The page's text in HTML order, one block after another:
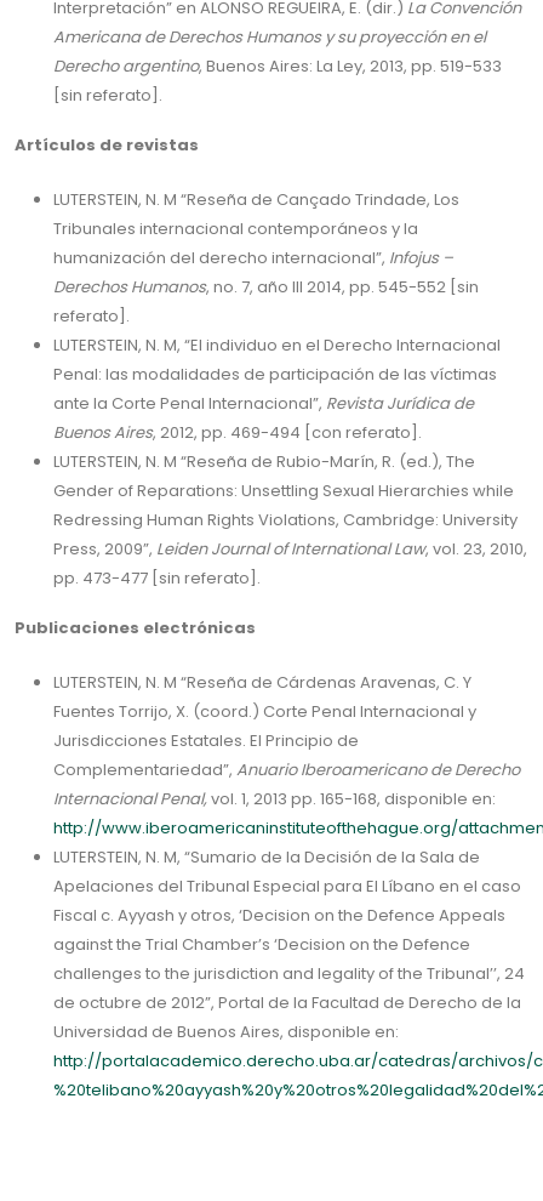
Interpretación” en ALONSO REGUEIRA, E. (dir.) La Convención
Americana de Derechos Humanos y su proyección en el
Derecho argentino, Buenos Aires: La Ley, 2013, pp. 519-533
[sin referato].
Artículos de revistas
LUTERSTEIN, N. M “Reseña de Cançado Trindade, Los
Tribunales internacional contemporáneos y la
humanización del derecho internacional”, Infojus –
Derechos Humanos, no. 7, año III 2014, pp. 545-552 [sin
referato].
LUTERSTEIN, N. M, “El individuo en el Derecho Internacional
Penal: las modalidades de participación de las víctimas
ante la Corte Penal Internacional”, Revista Jurídica de
Buenos Aires, 2012, pp. 469-494 [con referato].
LUTERSTEIN, N. M “Reseña de Rubio-Marín, R. (ed.), The
Gender of Reparations: Unsettling Sexual Hierarchies while
Redressing Human Rights Violations, Cambridge: University
Press, 2009”, Leiden Journal of International Law, vol. 23, 2010,
pp. 473-477 [sin referato].
Publicaciones electrónicas
LUTERSTEIN, N. M “Reseña de Cárdenas Aravenas, C. Y
Fuentes Torrijo, X. (coord.) Corte Penal Internacional y
Jurisdicciones Estatales. El Principio de
Complementariedad”, Anuario Iberoamericano de Derecho
Internacional Penal,vol. 1, 2013 pp. 165-168, disponible en:
http://www.iberoamericaninstituteofthehague.org/
LUTERSTEIN, N. M, “Sumario de la Decisión de la Sala de
Apelaciones del Tribunal Especial para El Líbano en el caso
Fiscal c. Ayyash y otros, ‘Decision on the Defence Appeals
against the Trial Chamber’s ‘Decision on the Defence
challenges to the jurisdiction and legality of the Tribunal’’, 24
de octubre de 2012”, Portal de la Facultad de Derecho de la
Universidad de Buenos Aires, disponible en:
http://portalacademico.derecho.uba.ar/catedras/archivos/